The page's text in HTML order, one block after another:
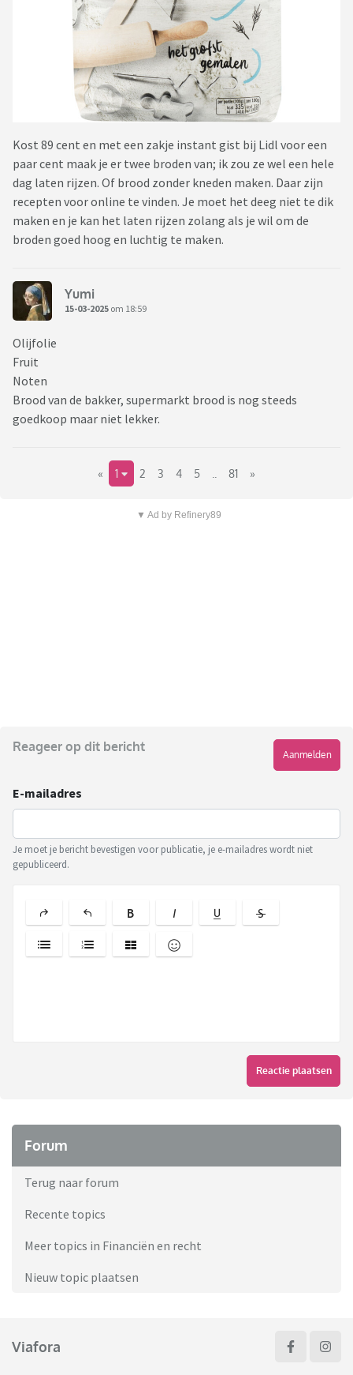
Kost 89 cent en met een zakje instant gist bij Lidl voor een
paar cent maak je er twee broden van; ik zou ze wel een hele
dag laten rijzen. Of brood zonder kneden maken. Daar zijn
recepten voor online te vinden. Je moet het deeg niet te dik
maken en je kan het laten rijzen zolang als je wil om de
broden goed hoog en luchtig te maken.
Yumi
15-03-2025 om 18:59
Olijfolie
Fruit
Noten
Brood van de bakker, supermarkt brood is nog steeds
goedkoop maar niet lekker.
« 1 2 3 4 5 81 »
▼ Ad by Refinery89
Reageer op dit bericht
Aanmelden
E-mailadres
Je moet je bericht bevestigen voor publicatie, je e-mailadres wordt niet
gepubliceerd.
Reactie plaatsen
Forum
Terug naar forum
Recente topics
Meer topics in Financiën en recht
Nieuw topic plaatsen
Viafora